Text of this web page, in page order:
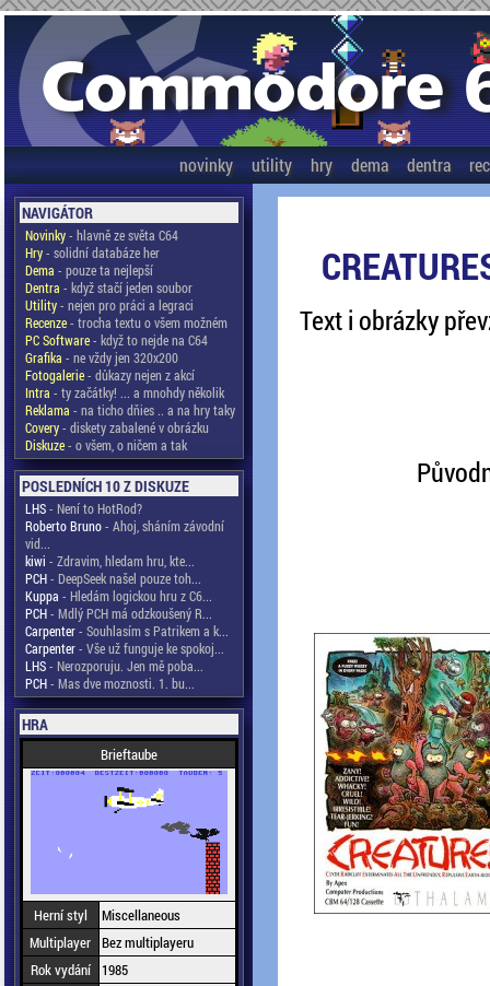
novinky utility hry dema dentra
NAVIGÁTOR
Novinky- hlavně ze světa C64
Hry- solidní databáze her
Dema - pouze ta nejlepší
Dentra - když stačí jeden soubor
Utility- nejen pro práci a legraci
Recenze- trocha textu o všem možném
PC Software- když to nejde na C64
Grafika - ne vždy jen 320x200
Fotogalerie- důkazy nejen z akcí
Intra - ty začátky! ... a mnohdy několik
Reklama - na ticho dňies .. a na hry taky
Covery- diskety zabalené v obrázku
Diskuze- o všem, o ničem a tak
POSLEDNÍCH 10 Z DISKUZE
LHS- Není to HotRod?
Roberto Bruno- Ahoj, sháním závodní
vid...
kiwi - Zdravim, hledam hru, kte...
PCH- DeepSeek našel pouze toh...
Kuppa - Hledám logickou hru z C6...
PCH- Mdlý PCH má odzkoušený R...
Carpenter- Souhlasím s Patrikem a k...
Carpenter- Vše už funguje ke spokoj...
LHS- Nerozporuju. Jen mě poba...
PCH- Mas dve moznosti. 1. bu...
HRA
Brieftaube
Herní styl
Miscellaneous
Multiplayer Bez multiplayeru
Rok vydání
1985
Text i obrázky